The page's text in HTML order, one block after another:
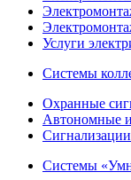
Услуги
Системы
Охранные
Автономные
Системы